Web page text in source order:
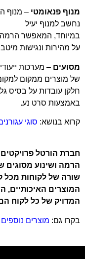
מנוף פנאומטי – מנוף
נחשב למנוף יעיל
במיוחד, המאפשר הרמה
על מהירות ונגישות
מסועים – מערכות
של מוצרים ממקום
חלקן עובדות על בסיס
באמצעות סרט נע.
קרוא בנושא: סוגי
חברת הורטל
הרמה ושינוע מסוגים
שורה של לקוחות מכל
המוצרים האיכותיים,
המדויק של כל לקוח
בקרו גם: מוצרים